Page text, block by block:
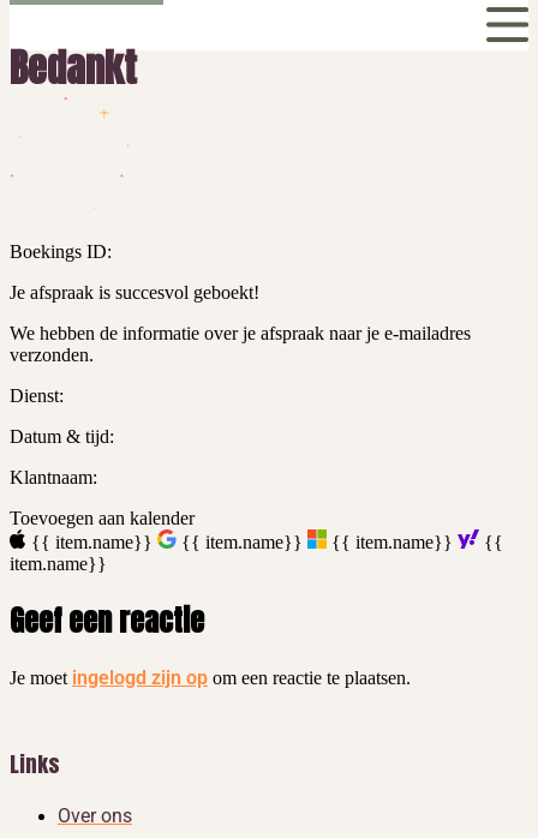
Bedankt
Boekings ID:
Je afspraak is succesvol geboekt!
We hebben de informatie over je afspraak naar je e-mailadres
verzonden.
Dienst:
Datum & tijd:
Klantnaam:
Toevoegen aan kalender
{{ item.name}}
{{ item.name}} {{ item.name}}
{{
item.name}}
Geef een reactie
Je moet ingelogd zijn op om een reactie te plaatsen.
Links
Over ons